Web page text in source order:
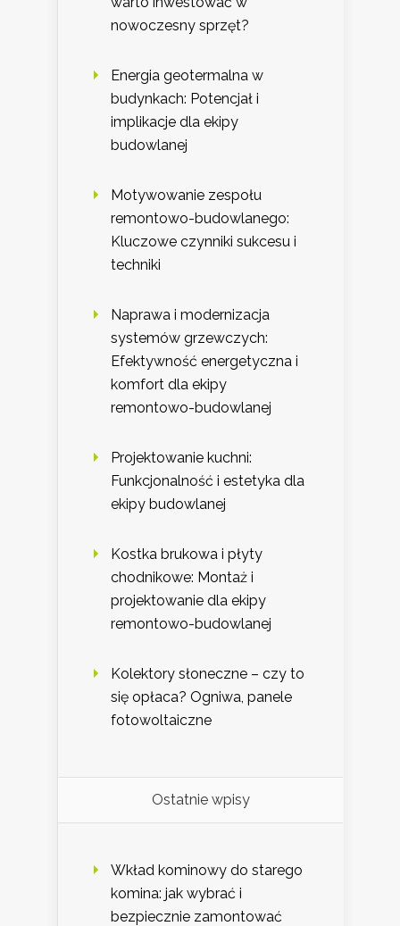
nowoczesny sprzęt?
Energia geotermalna w
budynkach: Potencjał i
implikacje dla ekipy
budowlanej
Motywowanie zespołu
remontowo-budowlanego:
Kluczowe czynniki sukcesu i
techniki
Naprawa i modernizacja
systemów grzewczych:
Efektywność energetyczna i
komfort dla ekipy
remontowo-budowlanej
Projektowanie kuchni:
Funkcjonalność i estetyka dla
ekipy budowlanej
Kostka brukowa i płyty
chodnikowe: Montaż i
projektowanie dla ekipy
remontowo-budowlanej
Kolektory słoneczne – czy to
się opłaca? Ogniwa, panele
fotowoltaiczne
Ostatnie wpisy
Wkład kominowy do starego
komina: jak wybrać i
bezpiecznie zamontować